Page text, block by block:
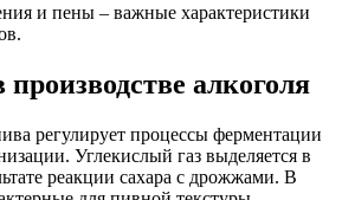
и пены – важные характеристики
алкоголя
регулирует процессы ферментации
Углекислый газ выделяется в
реакции сахара с дрожжами. В